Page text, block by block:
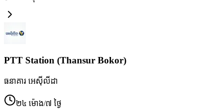
PTT Station (Thansur Bokor)
ធនាគារ អេស៊ីលីដា
២៤ ម៉ោង/៧ ថ្ងៃ